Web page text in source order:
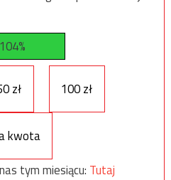
104%
zł 100 zł
kwota
tym miesiącu: Tutaj